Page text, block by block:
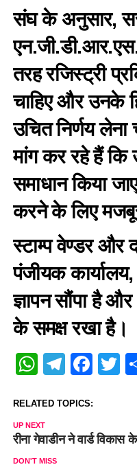
संघ के अनुसार,
तरह रजिस्ट्री
चाहिए और उनके
उचित निर्णय
मांग कर रहे हैं
समाधान किया
करने के लिए
स्टाम्प वेण्डर
पंजीयक
ज्ञापन सौंपा है
के समक्ष रखा है।
WhatsApp
RELATED TOPICS:
UP NEXT
रीना गेवाडीन ने वार्ड विकास
DON'T MISS